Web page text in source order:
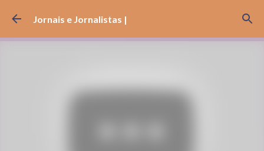
Pular para o conteúdo principal
Jornais e Jornalistas |